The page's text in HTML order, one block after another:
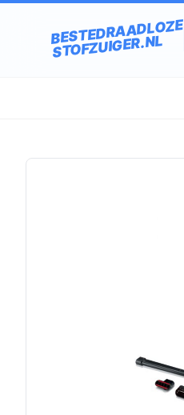
BESTEDRAADLOZE
STOFZUIGER.NL